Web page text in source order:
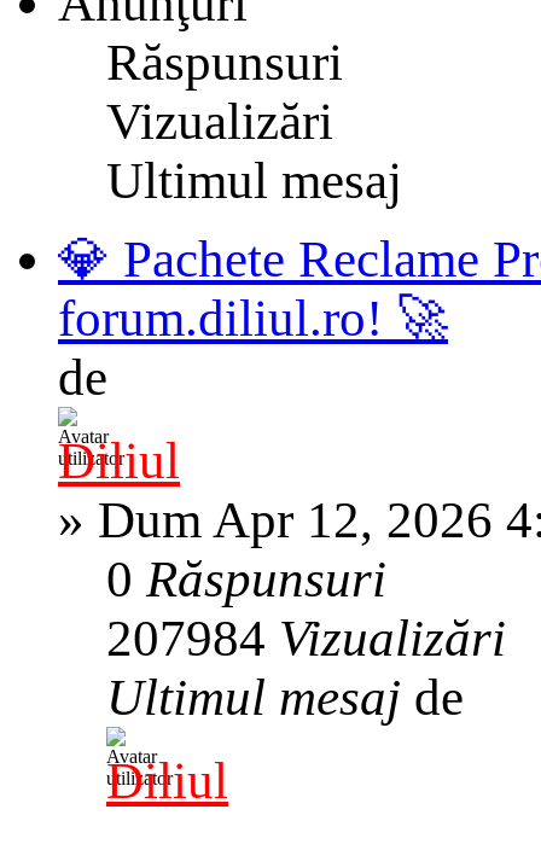
Răspunsuri
Vizualizări
Ultimul mesaj
💎 Pachete Reclame
forum.diliul.ro! 🚀
de
Diliul
» Dum Apr 12, 2026
0Răspunsuri
207984 Vizualizări
Ultimul mesaj de
Diliul